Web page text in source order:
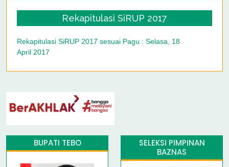
Rekapitulasi SiRUP 2017
Rekapitulasi SiRUP 2017 sesuai Pagu : Selasa, 18
April 2017
BUPATI TEBO
SELEKSI PIMPINAN
BAZNAS